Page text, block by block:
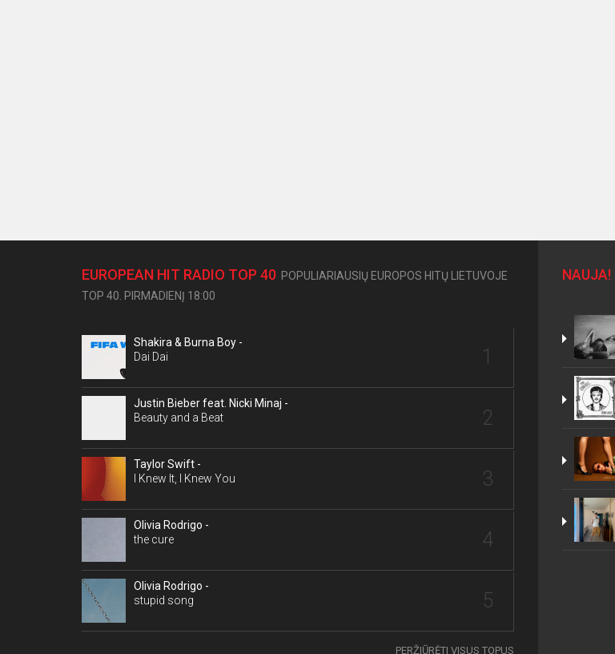
EUROPEAN HIT RADIO TOP 40 POPULIARIAUSIŲ EUROPOS HITŲ LIETUVOJE
TOP 40. PIRMADIENĮ 18:00
1
Shakira & Burna Boy -
Dai Dai
2
Justin Bieber feat. Nicki Minaj -
Beauty and a Beat
3
Taylor Swift -
I Knew It, I Knew You
4
Olivia Rodrigo -
the cure
5
Olivia Rodrigo -
stupid song
PERŽIŪRĖTI VISUS TOPUS
NAUJA!